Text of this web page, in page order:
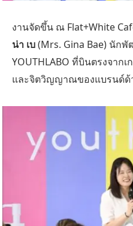
งานจัดขึ้น ณ Flat+White
น่า เบ(Mrs. Gina Bae) นัก
YOUTHLABO ที่บินตรงจาก
และจิตวิญญาณของแบรนด์ด้